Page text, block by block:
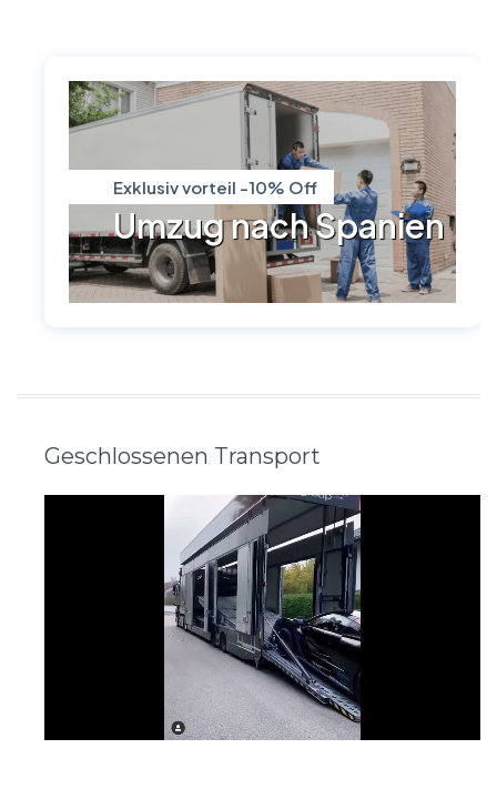
Exklusiv vorteil -10% Off
Umzug nach Spanien
Geschlossenen Transport